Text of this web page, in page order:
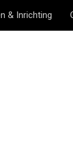
& Inrichting